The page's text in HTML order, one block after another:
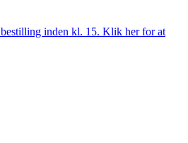
inden kl. 15. Klik her for at